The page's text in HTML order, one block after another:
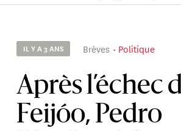
IL Y A 3 ANS Brèves Politique
Après l’échec
Feijóo, Pedro